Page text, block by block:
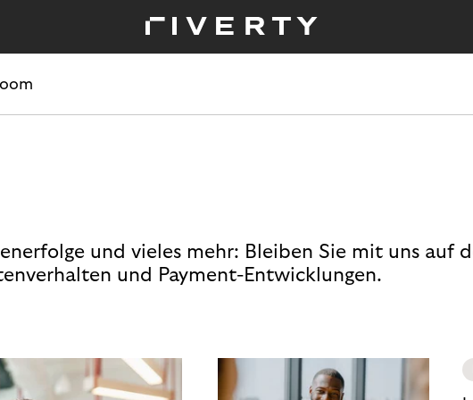
und vieles mehr: Bleiben Sie mit uns auf
und Payment-Entwicklungen.